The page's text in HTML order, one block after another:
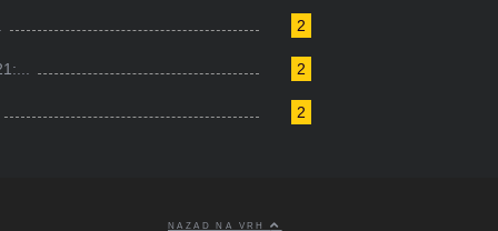
2
2
2
NAZAD NA VRH